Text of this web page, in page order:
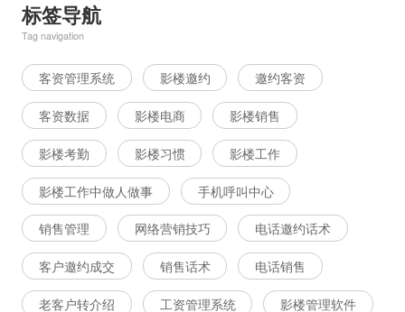
标签导航
Tag navigation
客资管理系统 影楼邀约 邀约客资
客资数据 影楼电商 影楼销售
影楼考勤 影楼习惯 影楼工作
影楼工作中做人做事 手机呼叫中心
销售管理 网络营销技巧 电话邀约话术
客户邀约成交 销售话术 电话销售
老客户转介绍 工资管理系统 影楼管理软件